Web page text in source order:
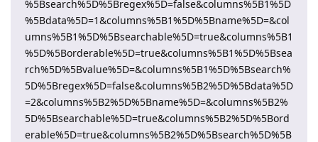
%5Bsearch%5D%5Bregex%5D=false&columns%5B1%5D
%5Bdata%5D=1&columns%5B1%5D%5Bname%5D=&col
umns%5B1%5D%5Bsearchable%5D=true&columns%5B1
%5D%5Borderable%5D=true&columns%5B1%5D%5Bsea
rch%5D%5Bvalue%5D=&columns%5B1%5D%5Bsearch%
5D%5Bregex%5D=false&columns%5B2%5D%5Bdata%5D
=2&columns%5B2%5D%5Bname%5D=&columns%5B2%
5D%5Bsearchable%5D=true&columns%5B2%5D%5Bord
erable%5D=true&columns%5B2%5D%5Bsearch%5D%5B